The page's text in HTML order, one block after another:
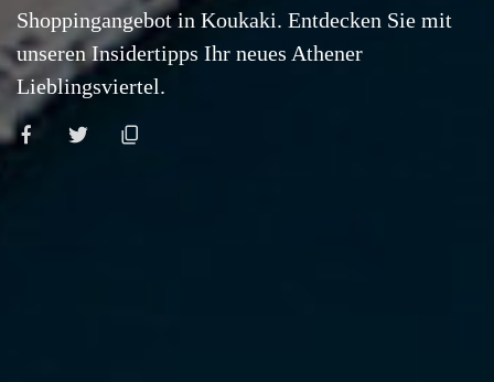
Shoppingangebot in Koukaki. Entdecken Sie mit
unseren Insidertipps Ihr neues Athener
Lieblingsviertel.